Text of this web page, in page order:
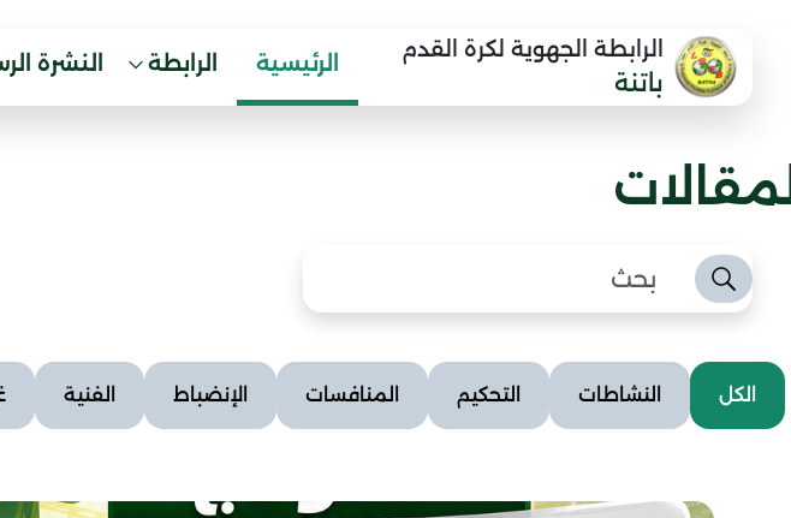
الرابطة الجهوية لكرة القدم
باتنة
الرئيسية الرابطة النشرة
الكل النشاطات التحكيم المنافسات الإنضباط الفنية